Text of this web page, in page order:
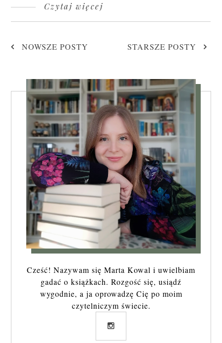
Czytaj więcej
NOWSZE POSTY STARSZE POSTY
Cześć! Nazywam się Marta Kowal i uwielbiam
gadać o książkach. Rozgość się, usiądź
wygodnie, a ja oprowadzę Cię po moim
czytelniczym świecie.